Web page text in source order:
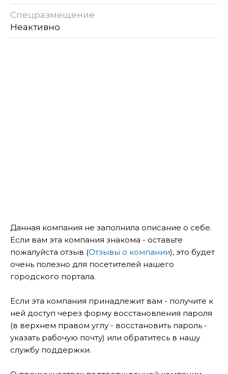
Спецразмещение
Неактивно
Данная компания не заполнила описание о себе.
Если вам эта компания знакома - оставьте
пожалуйста отзыв (Отзывы о компании), это будет
очень полезно для посетителей нашего
городского портала.
Если эта компания принадлежит вам - получите к
ней доступ через форму восстановления пароля
(в верхнем правом углу - восстановить пароль -
указать рабочую почту) или обратитесь в нашу
службу поддержки.